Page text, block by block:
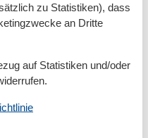
42 m²
zu Statistiken), dass
an Dritte
auf Statistiken und/oder